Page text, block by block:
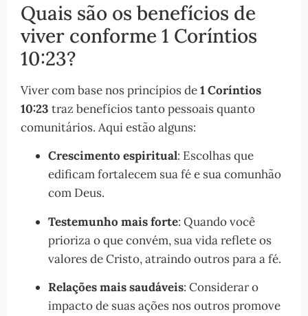
Quais são os benefícios de
viver conforme 1 Coríntios
10:23?
Viver com base nos princípios de1 Coríntios
10:23 traz benefícios tanto pessoais quanto
comunitários. Aqui estão alguns:
Crescimento espiritual: Escolhas que
edificam fortalecem sua fé e sua comunhão
com Deus.
Testemunho mais forte: Quando você
prioriza o que convém, sua vida reflete os
valores de Cristo, atraindo outros para a fé.
Relações mais saudáveis: Considerar o
impacto de suas ações nos outros promove